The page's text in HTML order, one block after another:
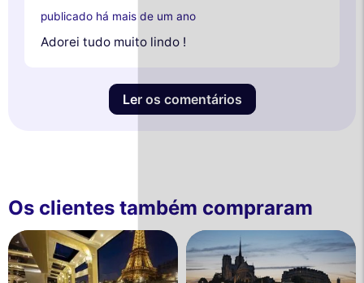
publicado há mais de um ano
Adorei tudo muito lindo !
Ler os comentários
Os clientes também compraram